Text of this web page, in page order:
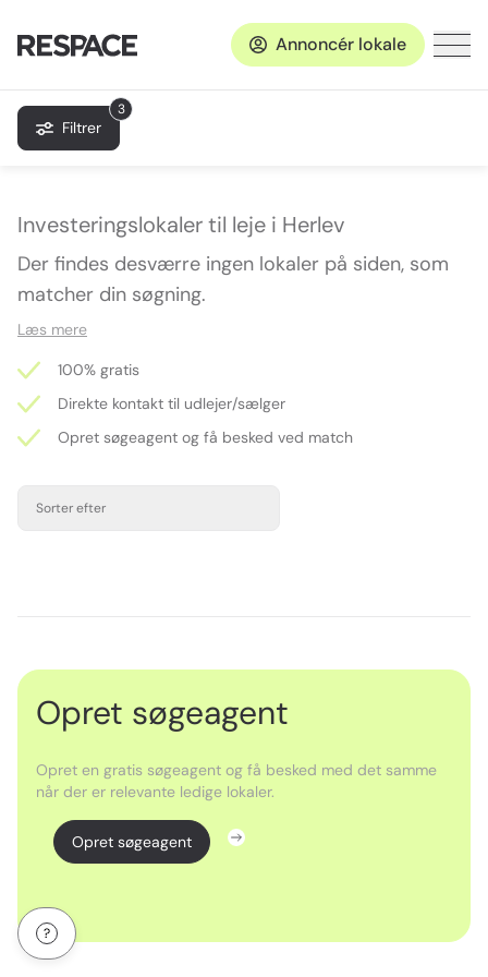
Annoncér lokale
3
Filtrer
Investeringslokaler til leje i Herlev
Der findes desværre ingen lokaler på siden, som
matcher din søgning.
Læs mere
100% gratis
Direkte kontakt til udlejer/sælger
Opret søgeagent og få besked ved match
Sorter efter
Opret søgeagent
Opret en gratis søgeagent og få besked med det samme
når der er relevante ledige lokaler.
Opret søgeagent